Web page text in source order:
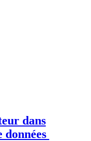
dans
données